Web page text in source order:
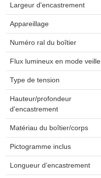
Largeur d'encastrement
Appareillage
Numéro ral du boîtier
Flux lumineux en mode veille
Type de tension
Hauteur/profondeur
d'encastrement
Matériau du boîtier/corps
Pictogramme inclus
Longueur d’encastrement